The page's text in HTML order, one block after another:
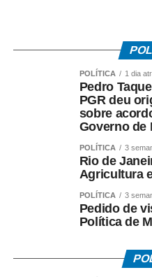
valores dos produtos
Outro ponto que
presentes. O Procon
Consumidor não obriga os
trocas por motivos
preferência pessoal.
produto depende da
deve ser consultada antes
Já nas compras
consumidor conta com o
POLÍTICA 1 dia
Pedro
PGR deu
sobre
Governo de
POLÍTICA 3
Rio de
Agricultura
POLÍTICA 3
Pedido de
Política de